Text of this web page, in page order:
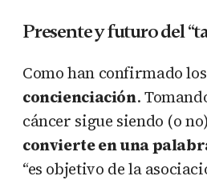
Presente y futuro del
Como han confirmado
concienciación.
cáncer sigue siendo (o
convierte en una
“es objetivo de la